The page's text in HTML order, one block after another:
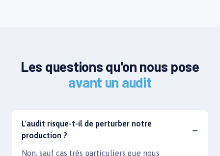
Les questions qu'on nous pose
avant un audit
L'audit risque-t-il de perturber notre
production ?
Non, sauf cas très particuliers que nous